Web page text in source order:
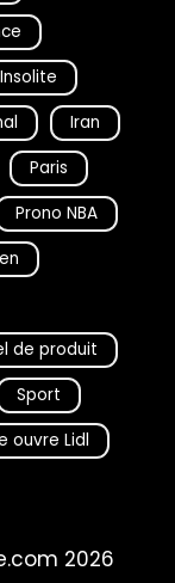
Insolite
Iran
Paris
Prono NBA
de produit
Sport
ouvre Lidl
2026